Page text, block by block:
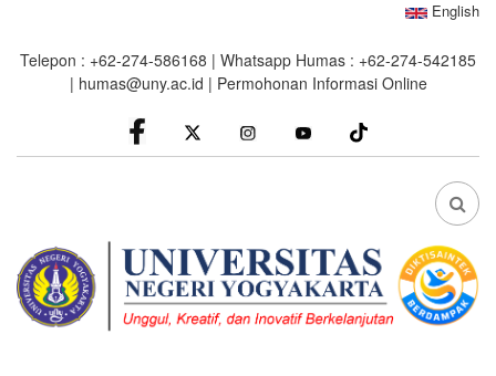
main
English
Telepon : +62-274-586168 | Whatsapp Humas : +62-274-542185
| humas@uny.ac.id | Permohonan Informasi Online
facebook
Instagram youtube
FA
0%